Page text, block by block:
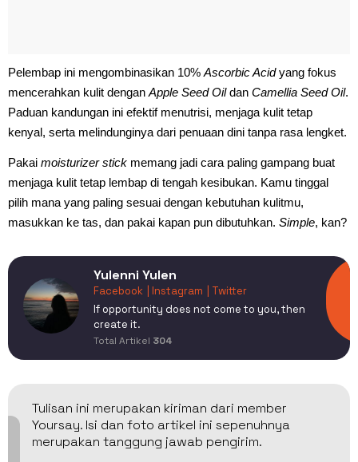
Pelembap ini mengombinasikan 10% Ascorbic Acidyang fokus
mencerahkan kulit dengan Apple Seed Oildan Camellia Seed Oil.
Paduan kandungan ini efektif menutrisi, menjaga kulit tetap
kenyal, serta melindunginya dari penuaan dini tanpa rasa lengket.
Pakai moisturizer stick memang jadi cara paling gampang buat
menjaga kulit tetap lembap di tengah kesibukan. Kamu tinggal
pilih mana yang paling sesuai dengan kebutuhan kulitmu,
masukkan ke tas, dan pakai kapan pun dibutuhkan. Simple, kan?
Yulenni Yulen
Facebook | Instagram
| Twitter
If opportunity does not come to you, then
create it.
Total Artikel 304
Tulisan ini merupakan kiriman dari member
Yoursay. Isi dan foto artikel ini sepenuhnya
merupakan tanggung jawab pengirim.